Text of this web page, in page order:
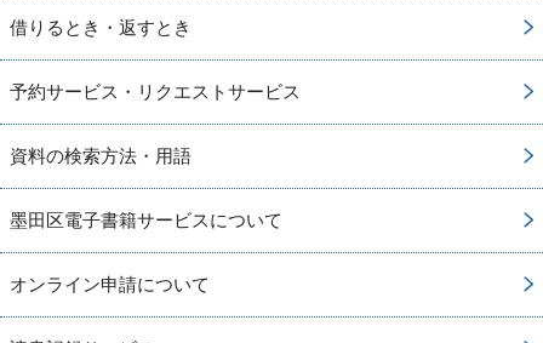
借りるとき・返すとき
予約サービス・リクエストサービス
資料の検索方法・用語
墨田区電子書籍サービスについて
オンライン申請について